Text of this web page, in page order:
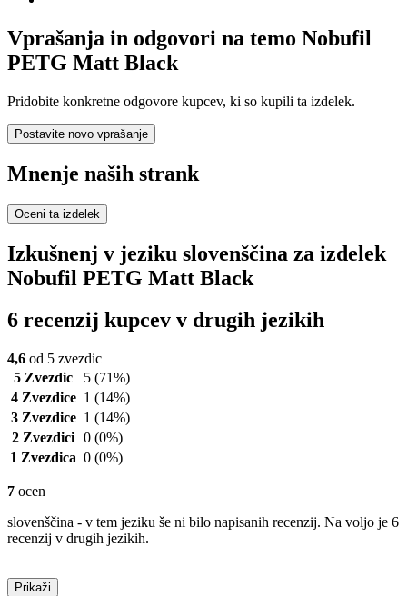
Vprašanja in odgovori na temo Nobufil
PETG Matt Black
Pridobite konkretne odgovore kupcev, ki so kupili ta izdelek.
Postavite novo vprašanje
Mnenje naših strank
Oceni ta izdelek
Izkušnenj v jeziku slovenščina za izdelek
Nobufil PETG Matt Black
6 recenzij kupcev v drugih jezikih
4,6 od 5 zvezdic
5 Zvezdic
5 (71%)
4 Zvezdice 1 (14%)
3 Zvezdice 1 (14%)
2 Zvezdici 0 (0%)
1 Zvezdica 0 (0%)
7 ocen
slovenščina - v tem jeziku še ni bilo napisanih recenzij. Na voljo je 6
recenzij v drugih jezikih.
Prikaži